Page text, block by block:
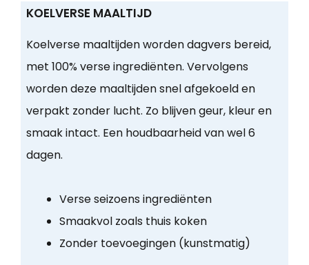
KOELVERSE MAALTIJD
Koelverse maaltijden worden dagvers bereid,
met 100% verse ingrediënten. Vervolgens
worden deze maaltijden snel afgekoeld en
verpakt zonder lucht. Zo blijven geur, kleur en
smaak intact. Een houdbaarheid van wel 6
dagen.
Verse seizoens ingrediënten
Smaakvol zoals thuis koken
Zonder toevoegingen (kunstmatig)